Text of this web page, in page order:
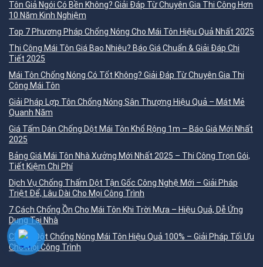
Tôn Giả Ngói Có Bền Không? Giải Đáp Từ Chuyên Gia Thi Công Hơn
10 Năm Kinh Nghiệm
Top 7 Phương Pháp Chống Nóng Cho Mái Tôn Hiệu Quả Nhất 2025
Thi Công Mái Tôn Giá Bao Nhiêu? Báo Giá Chuẩn & Giải Đáp Chi
Tiết 2025
Mái Tôn Chống Nóng Có Tốt Không? Giải Đáp Từ Chuyên Gia Thi
Công Mái Tôn
Giải Pháp Lợp Tôn Chống Nóng Sân Thượng Hiệu Quả – Mát Mẻ
Quanh Năm
Giá Tấm Dán Chống Dột Mái Tôn Khổ Rộng 1m – Báo Giá Mới Nhất
2025
Bảng Giá Mái Tôn Nhà Xưởng Mới Nhất 2025 – Thi Công Trọn Gói,
Tiết Kiệm Chi Phí
Dịch Vụ Chống Thấm Dột Tận Gốc Công Nghệ Mới – Giải Pháp
Triệt Để, Lâu Dài Cho Mọi Công Trình
7 Cách Chống Ồn Cho Mái Tôn Khi Trời Mưa – Hiệu Quả, Dễ Ứng
Dụng Tại Nhà
Chống Dột Chống Nóng Mái Tôn Hiệu Quả 100% – Giải Pháp Tối Ưu
Cho Mọi Công Trình